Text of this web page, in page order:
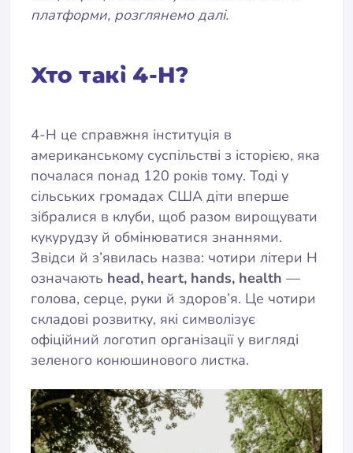
платформи, розглянемо далі.
Хто такі 4-H?
4-H це справжня інституція в
американському суспільстві з історією, яка
почалася понад 120 років тому. Тоді у
сільських громадах США діти вперше
зібралися в клуби, щоб разом вирощувати
кукурудзу й обмінюватися знаннями.
Звідси й з’явилась назва: чотири літери H
означають head, heart, hands, health —
голова, серце, руки й здоров’я. Це чотири
складові розвитку, які символізує
офіційний логотип організації у вигляді
зеленого конюшинового листка.